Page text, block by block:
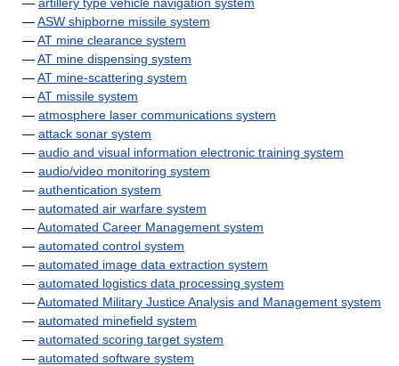
—ASW shipborne missile system
—AT mine clearance system
—AT mine dispensing system
—AT mine-scattering system
—AT missile system
— atmosphere laser communications system
— attack sonar system
— audio and visual information electronic training system
— audio/video monitoring system
— authentication system
— automated air warfare system
—Automated Career Management system
— automated control system
— automated image data extraction system
— automated logistics data processing system
—Automated Military Justice Analysis and Management system
— automated minefield system
— automated scoring target system
— automated software system